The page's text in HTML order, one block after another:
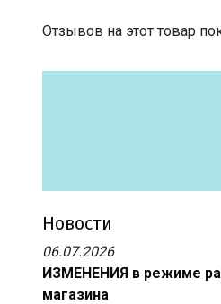
Отзывов на этот товар
Новости
06.07.2026
ИЗМЕНЕНИЯ в режиме
магазина